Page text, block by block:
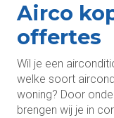
Airco
offertes
Wil je een
welke soort
woning? Door
brengen wij je in